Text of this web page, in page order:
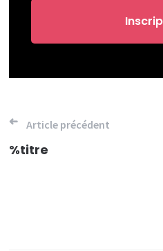
Navigation
de
Article précédent
%titre